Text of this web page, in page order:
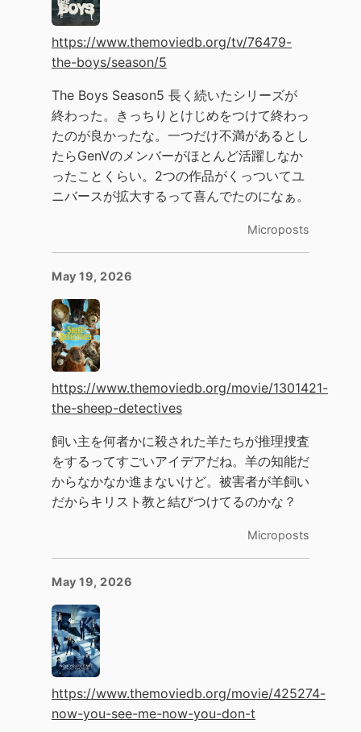
https://www.themoviedb.org/tv/76479-
the-boys/season/5
The Boys Season5 長く続いたシリーズが
終わった。きっちりとけじめをつけて終わっ
たのが良かったな。一つだけ不満があるとし
たらGenVのメンバーがほとんど活躍しなか
ったことくらい。2つの作品がくっついてユ
ニバースが拡大するって喜んでたのになぁ。
Microposts
May 19, 2026
https://www.themoviedb.org/movie/1301421-
the-sheep-detectives
飼い主を何者かに殺された羊たちが推理捜査
をするってすごいアイデアだね。羊の知能だ
からなかなか進まないけど。被害者が羊飼い
だからキリスト教と結びつけてるのかな？
Microposts
May 19, 2026
https://www.themoviedb.org/movie/425274-
now-you-see-me-now-you-don-t